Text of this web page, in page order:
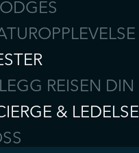
REISEN DIN
& LEDELSE